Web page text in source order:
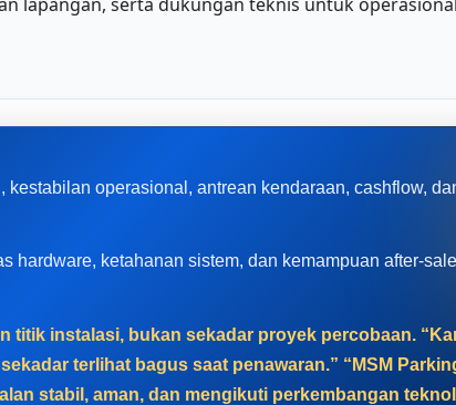
operasional, antrean kendaraan, cashflow,
hardware, ketahanan sistem, dan kemampuan after-
titik instalasi, bukan sekadar proyek percobaan.
terlihat bagus saat penawaran.” “MSM
stabil, aman, dan mengikuti perkembangan